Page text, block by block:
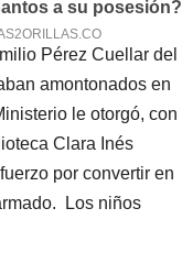
Pérez Cuellar del
amontonados en
le otorgó, con
Clara Inés
por convertir en
Los niños